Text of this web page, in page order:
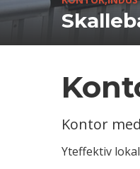
Kontor
Yteffektiv